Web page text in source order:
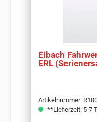
Eibach
ERL
Artikelnummer:
**Lieferzeit: 5-7